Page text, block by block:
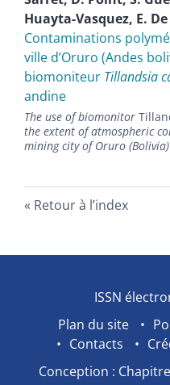
Huayta-Vasquez, E.
Contaminations
ville d’Oruro (Andes
biomoniteur Tillandsia
andine
The use of biomonitor
the extent of atmospheric
mining city of Oruro (Bolivia)
Retour à l’index
ISSN
Plan du site
Contacts
Conception :